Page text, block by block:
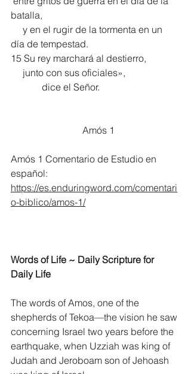
batalla,
día de tempestad.
15 Su rey marchará al destierro,
     junto con sus oficiales»,
             dice el Señor.
			Amós 1
Amós 1 Comentario de Estudio en
español:
https://es.enduringword.com/comentari
o-biblico/amos-1/
Words of Life ~ Daily Scripture for
Daily Life
The words of Amos, one of the
shepherds of Tekoa—the vision he saw
concerning Israel two years before the
earthquake, when Uzziah was king of
Judah and Jeroboam son of Jehoash